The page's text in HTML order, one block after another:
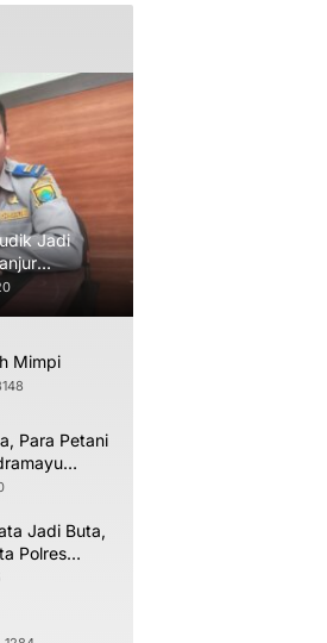
Jadi
Mimpi
Para Petani
Jadi Buta,
Polres
Diri